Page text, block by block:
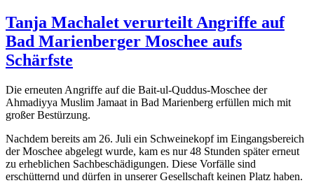
Tanja Machalet verurteilt Angriffe auf
Bad Marienberger Moschee aufs
Schärfste
Die erneuten Angriffe auf die Bait-ul-Quddus-Moschee der
Ahmadiyya Muslim Jamaat in Bad Marienberg erfüllen mich mit
großer Bestürzung.
Nachdem bereits am 26. Juli ein Schweinekopf im Eingangsbereich
der Moschee abgelegt wurde, kam es nur 48 Stunden später erneut
zu erheblichen Sachbeschädigungen. Diese Vorfälle sind
erschütternd und dürfen in unserer Gesellschaft keinen Platz haben.